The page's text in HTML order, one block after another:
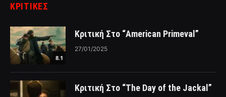
ΚΡΙΤΙΚΈΣ
8.1
Κριτική Στο “American Primeval”
27/01/2025
Κριτική Στο “The Day of the Jackal”